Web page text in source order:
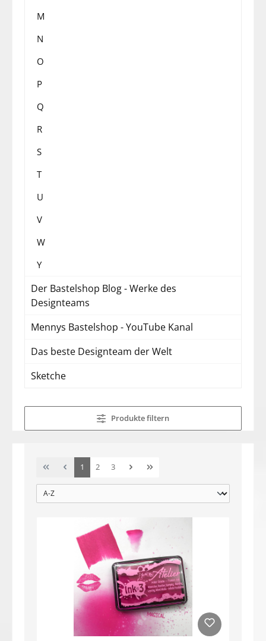
M
N
O
P
Q
R
S
T
U
V
W
Y
Der Bastelshop Blog - Werke des
Designteams
Mennys Bastelshop - YouTube Kanal
Das beste Designteam der Welt
Sketche
Produkte filtern
Seite
1 Seite
2 Seite
3